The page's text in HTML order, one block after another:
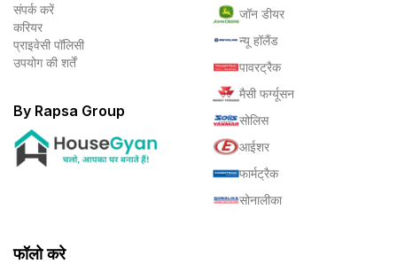
संपर्क करें
करियर
प्राइवेसी पॉलिसी
उपयोग की शर्तें
By Rapsa Group
जॉन डीयर
न्यू हॉलैंड
पावरट्रैक
मैसी फर्ग्यूसन
सोलिस
आईशर
फार्मट्रैक
सोनालीका
फॉलो करे